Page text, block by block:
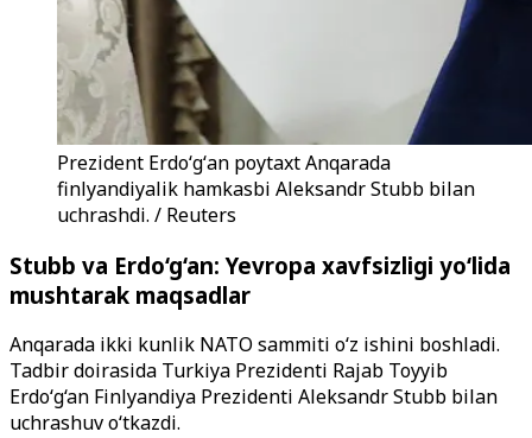
Prezident Erdoʻgʻan poytaxt Anqarada
finlyandiyalik hamkasbi Aleksandr Stubb bilan
uchrashdi. / Reuters
Stubb va Erdo‘g‘an: Yevropa xavfsizligi yo‘lida
mushtarak maqsadlar
Anqarada ikki kunlik NATO sammiti o‘z ishini boshladi.
Tadbir doirasida Turkiya Prezidenti Rajab Toyyib
Erdo‘g‘an Finlyandiya Prezidenti Aleksandr Stubb bilan
uchrashuv o‘tkazdi.